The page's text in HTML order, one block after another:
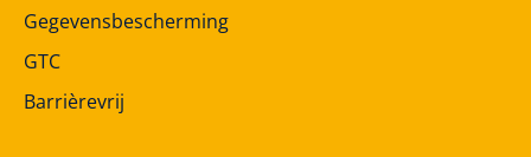
Gegevensbescherming
GTC
Barrièrevrij